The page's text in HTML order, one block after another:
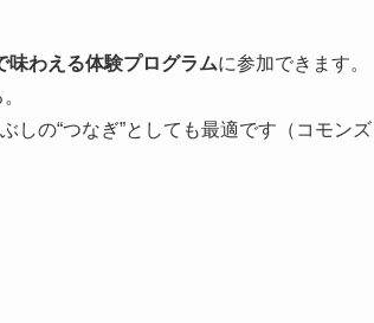
味わえる体験プログラムに参加できます。
しの“つなぎ”としても最適です（コモンズ